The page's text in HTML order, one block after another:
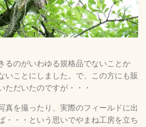
るのがいわゆる規格品でないことか
いことにしました。で、この方にも販
ただいたのですが・・・
真を撮ったり、実際のフィールドに出
・・・という思いでやまね工房を立ち